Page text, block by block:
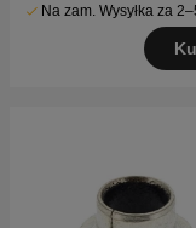
Na zam. Wysyłka za